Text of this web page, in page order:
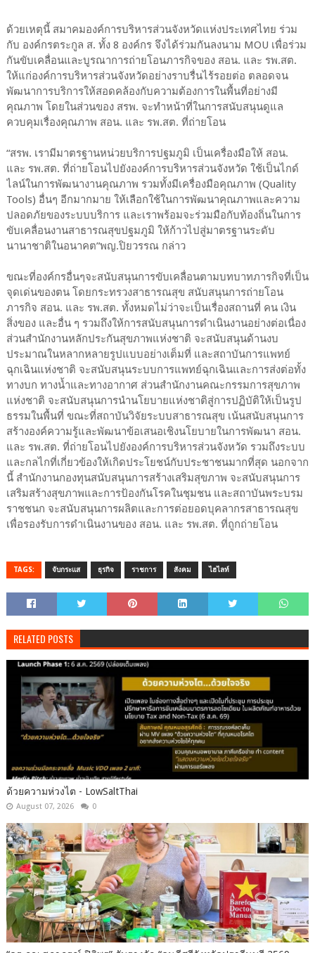
ด้วยเหตุนี้ สมาคมองค์การบริหารส่วนจังหวัดแห่งประเทศไทย ร่วม
กับ องค์กรตระกูล ส. ทั้ง 8 องค์กร จึงได้ร่วมกันลงนาม MOU เพื่อร่วม
กันขับเคลื่อนและบูรณาการถ่ายโอนภารกิจของ สอน. และ รพ.สต.
ให้แก่องค์การบริหารส่วนจังหวัดอย่างราบรื่นไร้รอยต่อ ตลอดจน
พัฒนาการบริการให้สอดคล้องกับความต้องการในพื้นที่อย่างมี
คุณภาพ โดยในส่วนของ สรพ. จะทำหน้าที่ในการสนับสนุนดูแล
ควบคุมเรื่องคุณภาพ สอน. และ รพ.สต. ที่ถ่ายโอน
“สรพ. เรามีมาตรฐานหน่วยบริการปฐมภูมิ เป็นเครื่องมือให้ สอน.
และ รพ.สต. ที่ถ่ายโอนไปยังองค์การบริหารส่วนจังหวัด ใช้เป็นไกด์
ไลน์ในการพัฒนางานคุณภาพ รวมทั้งมีเครื่องมือคุณภาพ (Quality
Tools) อื่นๆ อีกมากมาย ให้เลือกใช้ในการพัฒนาคุณภาพและความ
ปลอดภัยของระบบบริการ และเราพร้อมจะร่วมมือกับท้องถิ่นในการ
ขับเคลื่อนงานสาธารณสุขปฐมภูมิ ให้ก้าวไปสู่มาตรฐานระดับ
นานาชาติในอนาคต”พญ.ปิยวรรณ กล่าว
ขณะที่องค์กรอื่นๆจะสนับสนุนการขับเคลื่อนตามบทบาทภารกิจที่เป็น
จุดเด่นของตน โดยกระทรวงสาธารณสุข สนับสนุนการถ่ายโอน
ภารกิจ สอน. และ รพ.สต. ทั้งหมดไม่ว่าจะเป็นเรื่องสถานที่ คน เงิน
สิ่งของ และอื่น ๆ รวมถึงให้การสนับสนุนการดำเนินงานอย่างต่อเนื่อง
ส่วนสำนักงานหลักประกันสุขภาพแห่งชาติ จะสนับสนุนด้านงบ
ประมาณในหลากหลายรูปแบบอย่างเต็มที่ และสถาบันการแพทย์
ฉุกเฉินแห่งชาติ จะสนับสนุนระบบการแพทย์ฉุกเฉินและการส่งต่อทั้ง
ทางบก ทางน้ำและทางอากาศ ส่วนสำนักงานคณะกรรมการสุขภาพ
แห่งชาติ จะสนับสนุนการนำนโยบายแห่งชาติสู่การปฏิบัติให้เป็นรูป
ธรรมในพื้นที่ ขณะที่สถาบันวิจัยระบบสาธารณสุข เน้นสนับสนุนการ
สร้างองค์ความรู้และพัฒนาข้อเสนอเชิงนโยบายในการพัฒนา สอน.
และ รพ.สต. ที่ถ่ายโอนไปยังองค์การบริหารส่วนจังหวัด รวมถึงระบบ
และกลไกที่เกี่ยวข้องให้เกิดประโยชน์กับประชาชนมากที่สุด นอกจาก
นี้ สำนักงานกองทุนสนับสนุนการสร้างเสริมสุขภาพ จะสนับสนุนการ
เสริมสร้างสุขภาพและการป้องกันโรคในชุมชน และสถาบันพระบรม
ราชชนก จะสนับสนุนการผลิตและการต่อยอดบุคลากรสาธารณสุข
เพื่อรองรับการดำเนินงานของ สอน. และ รพ.สต. ที่ถูกถ่ายโอน
TAGS: จับกระแส ธุรกิจ ราชการ สังคม ไฮไลท์
RELATED POSTS
ด้วยความห่วงไต - LowSaltThai
August 07, 2026 0